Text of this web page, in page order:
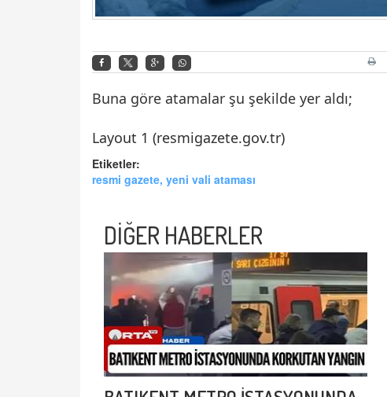
Buna göre atamalar şu şekilde yer aldı;
Layout 1 (resmigazete.gov.tr)
Etiketler:
resmi gazete, yeni vali ataması
DİĞER HABERLER